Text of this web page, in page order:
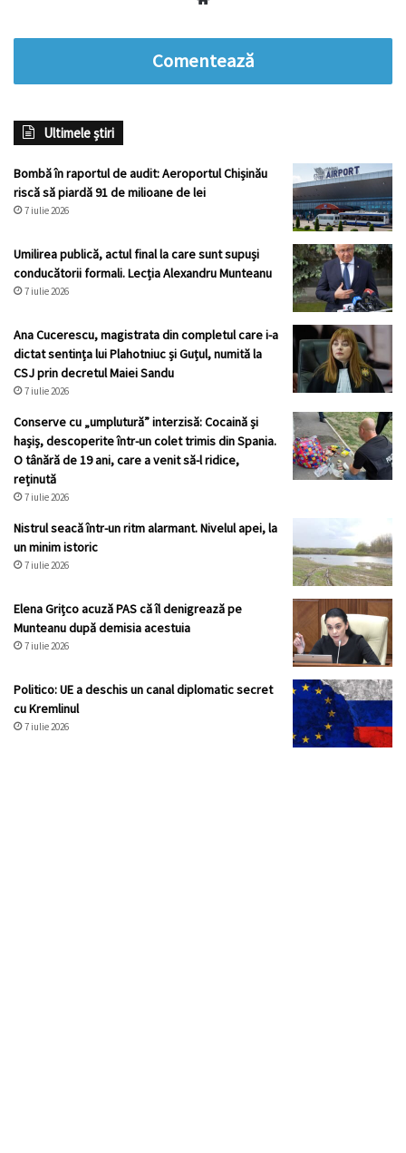
Comentează
Ultimele știri
Bombă în raportul de audit: Aeroportul Chișinău
riscă să piardă 91 de milioane de lei
7 iulie 2026
Umilirea publică, actul final la care sunt supuși
conducătorii formali. Lecția Alexandru Munteanu
7 iulie 2026
Ana Cucerescu, magistrata din completul care i-a
dictat sentința lui Plahotniuc și Guțul, numită la
CSJ prin decretul Maiei Sandu
7 iulie 2026
Conserve cu „umplutură” interzisă: Cocaină și
hașiș, descoperite într-un colet trimis din Spania.
O tânără de 19 ani, care a venit să-l ridice,
reținută
7 iulie 2026
Nistrul seacă într-un ritm alarmant. Nivelul apei, la
un minim istoric
7 iulie 2026
Elena Grițco acuză PAS că îl denigrează pe
Munteanu după demisia acestuia
7 iulie 2026
Politico: UE a deschis un canal diplomatic secret
cu Kremlinul
7 iulie 2026